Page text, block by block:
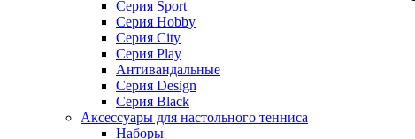
Серия Sport
Серия Hobby
Серия City
Серия Play
Антивандальные
Серия Design
Серия Black
Аксессуары для настольного тенниса
Наборы